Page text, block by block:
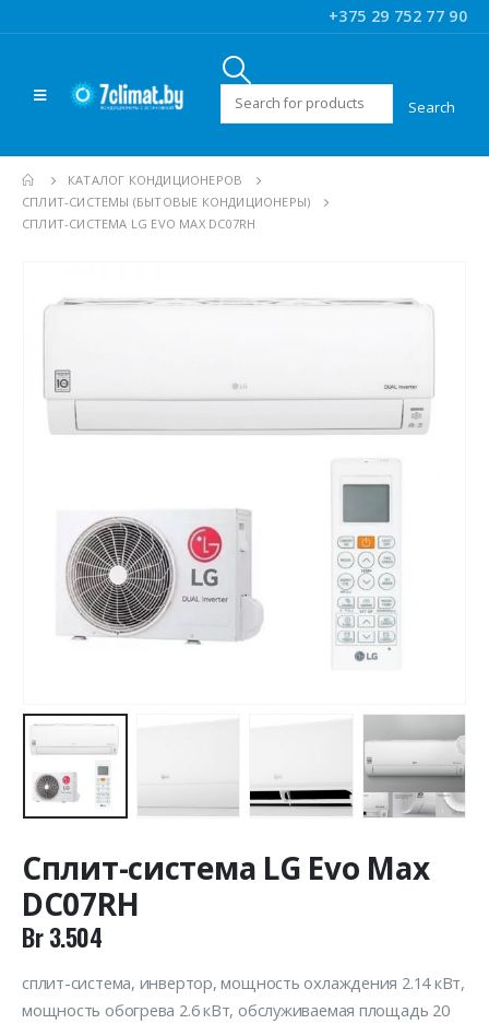
+375 29 752 77 90
Искать:
КАТАЛОГ КОНДИЦИОНЕРОВ
CПЛИТ-СИСТЕМЫ (БЫТОВЫЕ КОНДИЦИОНЕРЫ)
СПЛИТ-СИСТЕМА LG EVO MAX DC07RH
Сплит-система LG Evo Max
DC07RH
Br3.504
сплит-система, инвертор, мощность охлаждения 2.14 кВт,
мощность обогрева 2.6 кВт, обслуживаемая площадь 20